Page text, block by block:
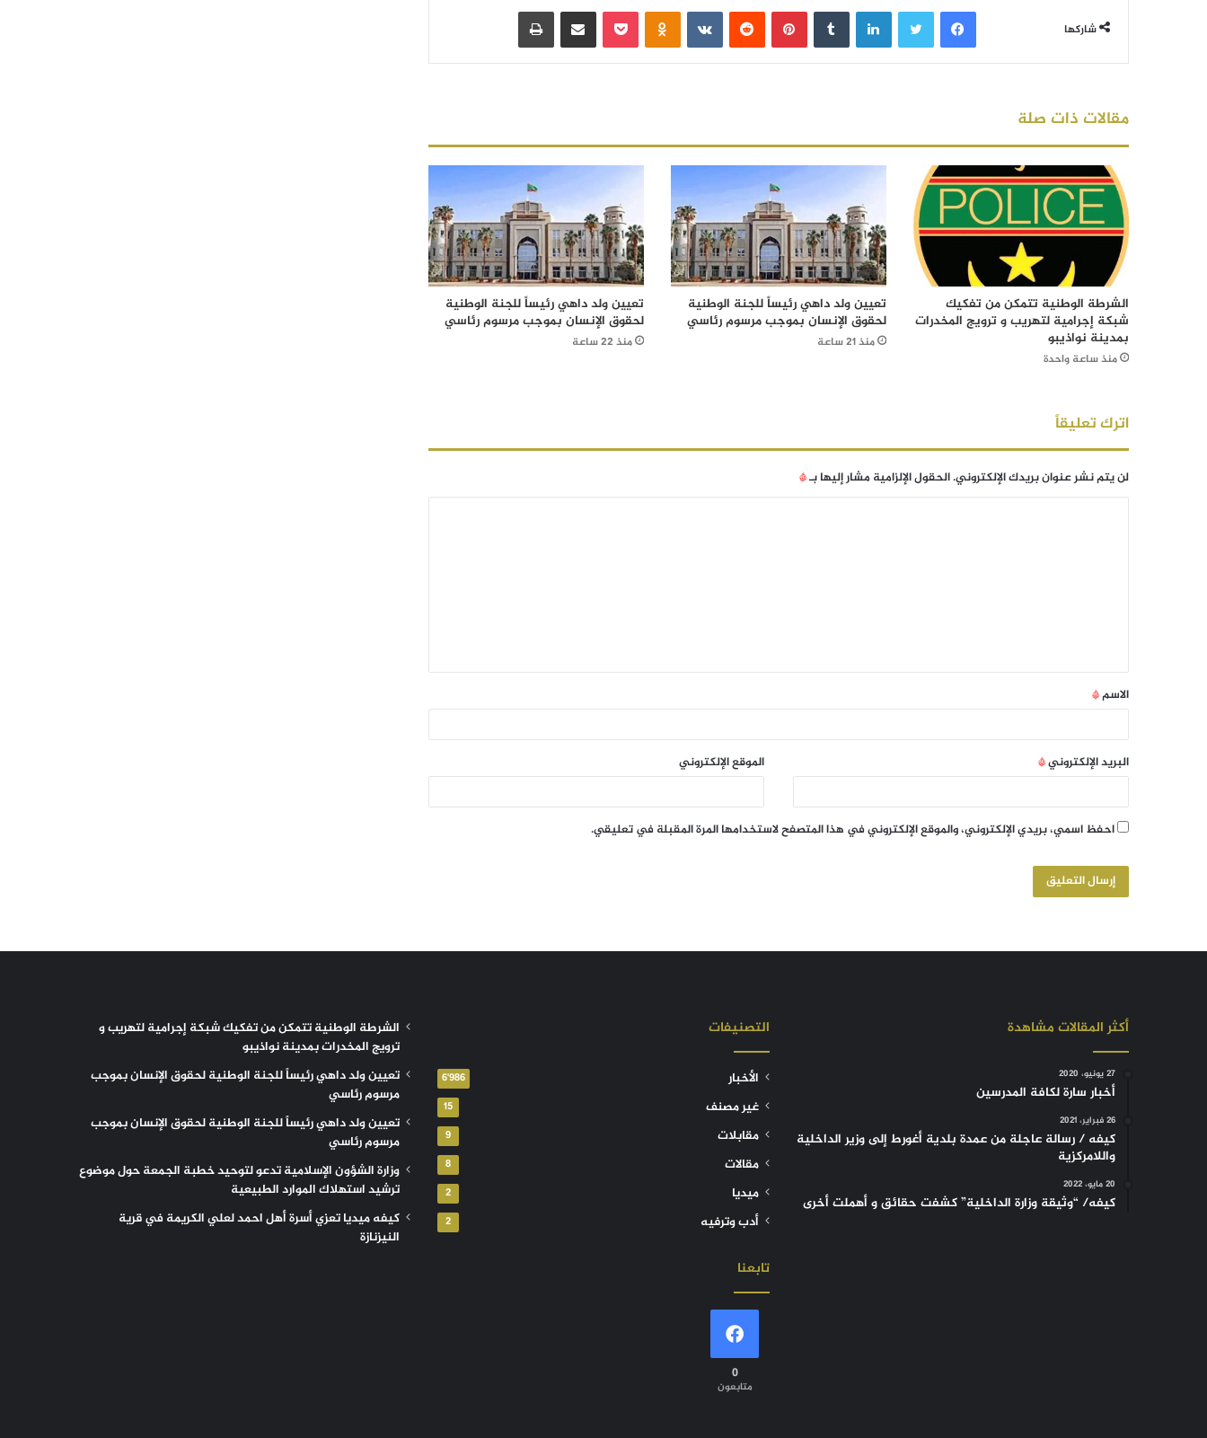
شاركها
فيسبوك لينكدإن بينتيريست بوكيت مشاركة عبر البريد
مقالات ذات صلة
الشرطة الوطنية تتمكن من تفكيك
شبكة إجرامية لتهريب و ترويج المخدرات
بمدينة نواذيبو
منذ ساعة واحدة
تعيين ولد داهي رئيساً للجنة الوطنية
لحقوق الإنسان بموجب مرسوم رئاسي
منذ 21 ساعة
تعيين ولد داهي رئيساً للجنة الوطنية
لحقوق الإنسان بموجب مرسوم رئاسي
منذ 22 ساعة
اترك تعليقاً
لن يتم نشر عنوان بريدك الإلكتروني.الحقول الإلزامية مشار إليها بـ*
الاسم*
البريد الإلكتروني* الموقع الإلكتروني
احفظ اسمي، بريدي الإلكتروني، والموقع الإلكتروني في هذا المتصفح لاستخدامها المرة المقبلة في تعليقي.
أكثر المقالات مشاهدة
27 يونيو، 2020
أخبار سارة لكافة المدرسين
26 فبراير، 2021
كيفه / رسالة عاجلة من عمدة بلدية أغورط إلى وزير الداخلية
واللامركزية
20 مايو، 2022
كيفه/ “وثيقة وزارة الداخلية” كشفت حقائق و أهملت أخرى
التصنيفات
الأخبار 6٬986
غير مصنف 15
مقابلات 9
مقالات 8
ميديا 2
أدب وترفيه 2
تابعنا
0
متابعون
الشرطة الوطنية تتمكن من تفكيك شبكة إجرامية لتهريب و
ترويج المخدرات بمدينة نواذيبو
تعيين ولد داهي رئيساً للجنة الوطنية لحقوق الإنسان بموجب
مرسوم رئاسي
تعيين ولد داهي رئيساً للجنة الوطنية لحقوق الإنسان بموجب
مرسوم رئاسي
وزارة الشؤون الإسلامية تدعو لتوحيد خطبة الجمعة حول موضوع
ترشيد استهلاك الموارد الطبيعية
كيفه ميديا تعزي أسرة أهل احمد لعلي الكريمة في قرية
النيزنازة